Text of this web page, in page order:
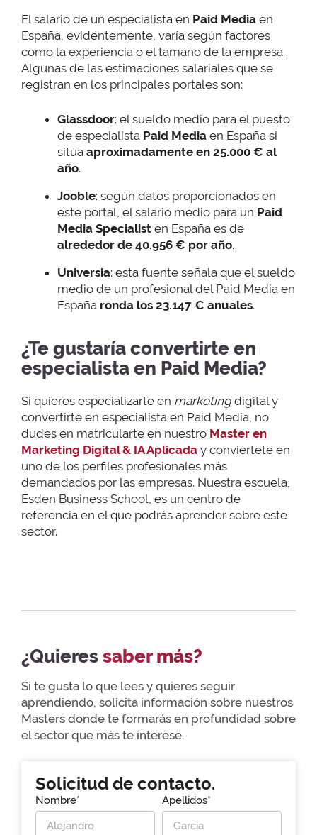
El salario de un especialista en Paid Media en
España, evidentemente, varía según factores
como la experiencia o el tamaño de la empresa.
Algunas de las estimaciones salariales que se
registran en los principales portales son:
Glassdoor: el sueldo medio para el puesto
de especialista Paid Media en España si
sitúa aproximadamente en 25.000 € al
año.
Jooble: según datos proporcionados en
este portal, el salario medio para un Paid
Media Specialist en España es de
alrededor de 40.956 € por año.
Universia: esta fuente señala que el sueldo
medio de un profesional del Paid Media en
España ronda los 23.147 € anuales.
¿Te gustaría convertirte en
especialista en Paid Media?
Si quieres especializarte en marketingdigital y
convertirte en especialista en Paid Media, no
dudes en matricularte en nuestro Master en
Marketing Digital & IA Aplicada y conviértete en
uno de los perfiles profesionales más
demandados por las empresas. Nuestra escuela,
Esden Business School, es un centro de
referencia en el que podrás aprender sobre este
sector.
¿Quieressaber más?
Si te gusta lo que lees y quieres seguir
aprendiendo, solicita información sobre nuestros
Masters donde te formarás en profundidad sobre
el sector que más te interese.
Solicitud de contacto.
Nombre* Apellidos*